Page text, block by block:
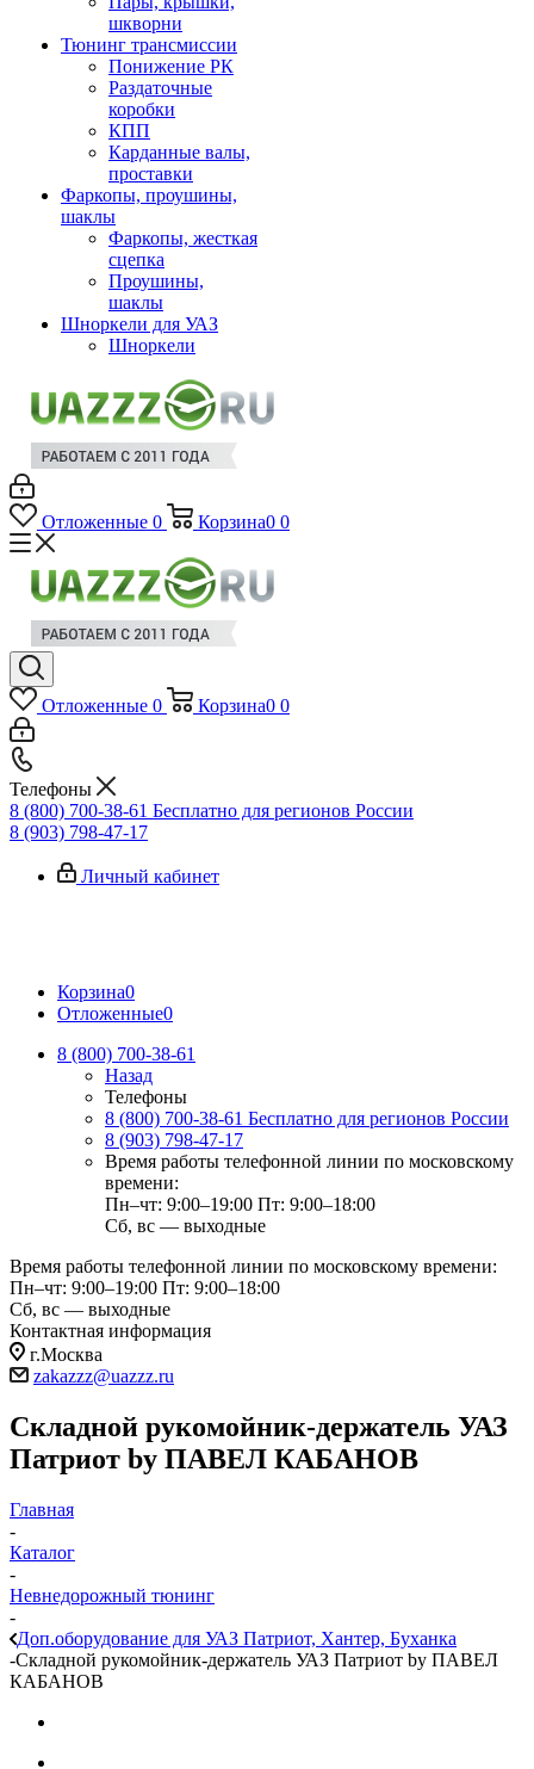
шкворни
Тюнинг трансмиссии
Понижение РК
Раздаточные
коробки
КПП
Карданные валы,
проставки
Фаркопы, проушины,
шаклы
Фаркопы, жесткая
сцепка
Проушины,
шаклы
Шноркели для УАЗ
Шноркели
Отложенные 0 Корзина0 0
Отложенные 0 Корзина0 0
Телефоны
8 (800) 700-38-61 Бесплатно для регионов России
8 (903) 798-47-17
Личный кабинет
Корзина0
Отложенные0
8 (800) 700-38-61
Назад
Телефоны
8 (800) 700-38-61 Бесплатно для регионов России
8 (903) 798-47-17
Время работы телефонной линии по московскому
времени:
Пн–чт: 9:00–19:00 Пт: 9:00–18:00
Сб, вс — выходные
Время работы телефонной линии по московскому времени:
Пн–чт: 9:00–19:00 Пт: 9:00–18:00
Сб, вс — выходные
Контактная информация
г.Москва
zakazzz@uazzz.ru
Складной рукомойник-держатель УАЗ
Патриот by ПАВЕЛ КАБАНОВ
Главная
-
Каталог
-
Невнедорожный тюнинг
-
Доп.оборудование для УАЗ Патриот, Хантер, Буханка
-Складной рукомойник-держатель УАЗ Патриот by ПАВЕЛ
КАБАНОВ